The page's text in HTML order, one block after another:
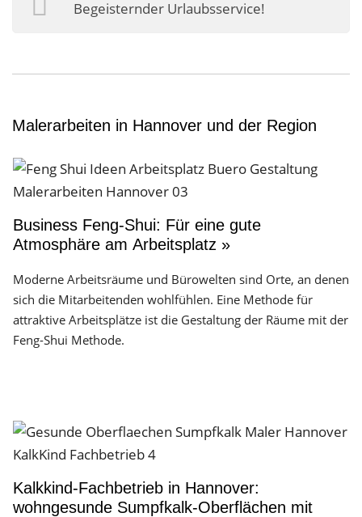
Arbeitsbühne mieten
Navigation schließen
Begeisternder Urlaubsservice!
Malerarbeiten in Hannover und der Region
Business Feng-Shui: Für eine gute
Atmosphäre am Arbeitsplatz »
Moderne Arbeitsräume und Bürowelten sind Orte, an denen
sich die Mitarbeitenden wohlfühlen. Eine Methode für
attraktive Arbeitsplätze ist die Gestaltung der Räume mit der
Feng-Shui Methode.
Kalkkind-Fachbetrieb in Hannover:
wohngesunde Sumpfkalk-Oberflächen mit